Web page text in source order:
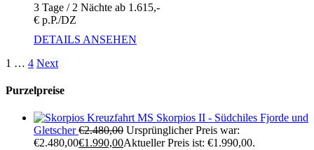
3 Tage / 2 Nächte ab 1.615,-
€ p.P./DZ
DETAILS ANSEHEN
1 … 4 Next
Purzelpreise
Kreuzfahrt MS Skorpios II - Südchiles Fjorde und
Gletscher €2.480,00 Ursprünglicher Preis war:
€2.480,00€1.990,00Aktueller Preis ist: €1.990,00.